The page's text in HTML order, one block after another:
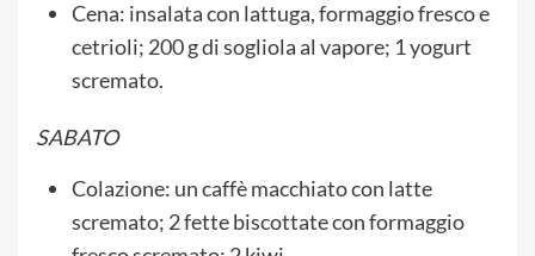
Cena: insalata con lattuga, formaggio fresco e
cetrioli; 200 g di sogliola al vapore; 1 yogurt
scremato.
SABATO
Colazione: un caffè macchiato con latte
scremato; 2 fette biscottate con formaggio